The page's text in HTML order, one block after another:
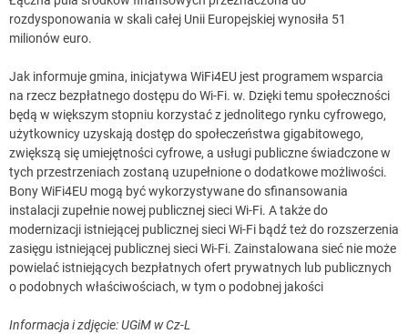
rozdysponowania w skali całej Unii Europejskiej wynosiła 51
milionów euro.
Jak informuje gmina, inicjatywa WiFi4EU jest programem wsparcia
na rzecz bezpłatnego dostępu do Wi-Fi. w. Dzięki temu społeczności
będą w większym stopniu korzystać z jednolitego rynku cyfrowego,
użytkownicy uzyskają dostęp do społeczeństwa gigabitowego,
zwiększą się umiejętności cyfrowe, a usługi publiczne świadczone w
tych przestrzeniach zostaną uzupełnione o dodatkowe możliwości.
Bony WiFi4EU mogą być wykorzystywane do sfinansowania
instalacji zupełnie nowej publicznej sieci Wi-Fi. A także do
modernizacji istniejącej publicznej sieci Wi-Fi bądź też do rozszerzenia
zasięgu istniejącej publicznej sieci Wi-Fi. Zainstalowana sieć nie może
powielać istniejących bezpłatnych ofert prywatnych lub publicznych
o podobnych właściwościach, w tym o podobnej jakości
Informacja i zdjęcie: UGiM w Cz-L